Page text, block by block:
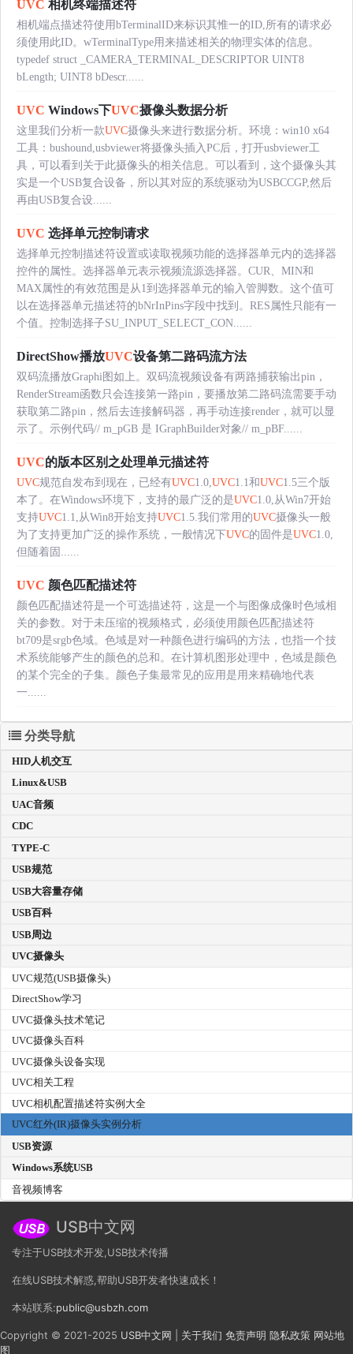
UVC 相机终端描述符
相机端点描述符使用bTerminalID来标识其惟一的ID,所有的请求必
须使用此ID。wTerminalType用来描述相关的物理实体的信息。
typedef struct _CAMERA_TERMINAL_DESCRIPTOR UINT8
bLength; UINT8 bDescr......
UVC Windows下UVC摄像头数据分析
这里我们分析一款UVC摄像头来进行数据分析。环境：win10 x64
工具：bushound,usbviewer将摄像头插入PC后，打开usbviewer工
具，可以看到关于此摄像头的相关信息。可以看到，这个摄像头其
实是一个USB复合设备，所以其对应的系统驱动为USBCCGP,然后
再由USB复合设......
UVC 选择单元控制请求
选择单元控制描述符设置或读取视频功能的选择器单元内的选择器
控件的属性。选择器单元表示视频流源选择器。CUR、MIN和
MAX属性的有效范围是从1到选择器单元的输入管脚数。这个值可
以在选择器单元描述符的bNrInPins字段中找到。RES属性只能有一
个值。控制选择子SU_INPUT_SELECT_CON......
DirectShow播放UVC设备第二路码流方法
双码流播放Graphi图如上。双码流视频设备有两路捕获输出pin，
RenderStream函数只会连接第一路pin，要播放第二路码流需要手动
获取第二路pin，然后去连接解码器，再手动连接render，就可以显
示了。示例代码// m_pGB 是 IGraphBuilder对象// m_pBF......
UVC的版本区别之处理单元描述符
UVC规范自发布到现在，已经有UVC1.0, UVC1.1和UVC1.5三个版
本了。在Windows环境下，支持的最广泛的是UVC1.0,从Win7开始
支持UVC1.1,从Win8开始支持UVC1.5.我们常用的UVC摄像头一般
为了支持更加广泛的操作系统，一般情况下UVC的固件是UVC1.0,
但随着固......
UVC 颜色匹配描述符
颜色匹配描述符是一个可选描述符，这是一个与图像成像时色域相
关的参数。对于未压缩的视频格式，必须使用颜色匹配描述符
bt709是srgb色域。色域是对一种颜色进行编码的方法，也指一个技
术系统能够产生的颜色的总和。在计算机图形处理中，色域是颜色
的某个完全的子集。颜色子集最常见的应用是用来精确地代表
一......
分类导航
HID人机交互
Linux&USB
UAC音频
CDC
TYPE-C
USB规范
USB大容量存储
USB百科
USB周边
UVC摄像头
UVC规范(USB摄像头)
DirectShow学习
UVC摄像头技术笔记
UVC摄像头百科
UVC摄像头设备实现
UVC相关工程
UVC相机配置描述符实例大全
UVC红外(IR)摄像头实例分析
USB资源
Windows系统USB
音视频博客
USB中文网
专注于USB技术开发,USB技术传播
在线USB技术解惑,帮助USB开发者快速成长！
本站联系:public@usbzh.com
Copyright © 2021-2025 USB中文网 关于我们 免责声明 隐私政策 网站地
图